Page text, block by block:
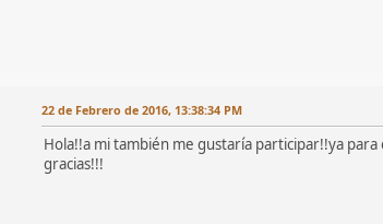
22 de Febrero de 2016, 13:38:34 PM
Hola!!a mi también me gustaría participar!!ya
gracias!!!